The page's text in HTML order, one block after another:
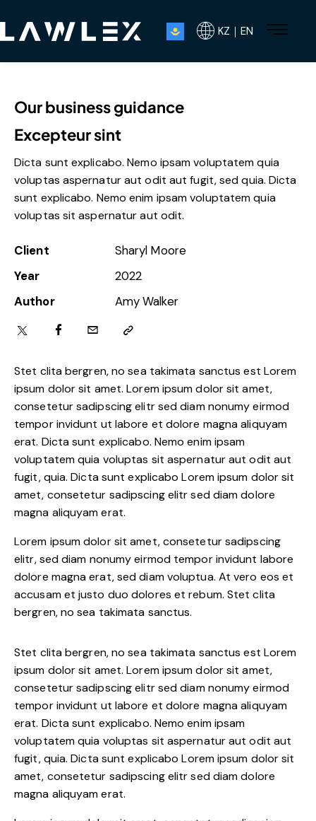
KZ｜EN
Our business guidance
Excepteur sint
Dicta sunt explicabo. Nemo ipsam voluptatem quia
voluptas aspernatur aut odit aut fugit, sed quia. Dicta
sunt explicabo. Nemo enim ipsam voluptatem quia
voluptas sit aspernatur aut odit.
Client
Sharyl Moore
Year
2022
Author
Amy Walker
Stet clita bergren, no sea takimata sanctus est Lorem
ipsum dolor sit amet. Lorem ipsum dolor sit amet,
consetetur sadipscing elitr sed diam nonumy eirmod
tempor invidunt ut labore et dolore magna aliquyam
erat. Dicta sunt explicabo. Nemo enim ipsam
voluptatem quia voluptas sit aspernatur aut odit aut
fugit, quia. Dicta sunt explicabo Lorem ipsum dolor sit
amet, consetetur sadipscing elitr sed diam dolore
magna aliquyam erat.
Lorem ipsum dolor sit amet, consetetur sadipscing
elitr, sed diam nonumy eirmod tempor invidunt labore
dolore magna erat, sed diam voluptua. At vero eos et
accusam et justo duo dolores et rebum. Stet clita
bergren, no sea takimata sanctus.
Stet clita bergren, no sea takimata sanctus est Lorem
ipsum dolor sit amet. Lorem ipsum dolor sit amet,
consetetur sadipscing elitr sed diam nonumy eirmod
tempor invidunt ut labore et dolore magna aliquyam
erat. Dicta sunt explicabo. Nemo enim ipsam
voluptatem quia voluptas sit aspernatur aut odit aut
fugit, quia. Dicta sunt explicabo Lorem ipsum dolor sit
amet, consetetur sadipscing elitr sed diam dolore
magna aliquyam erat.